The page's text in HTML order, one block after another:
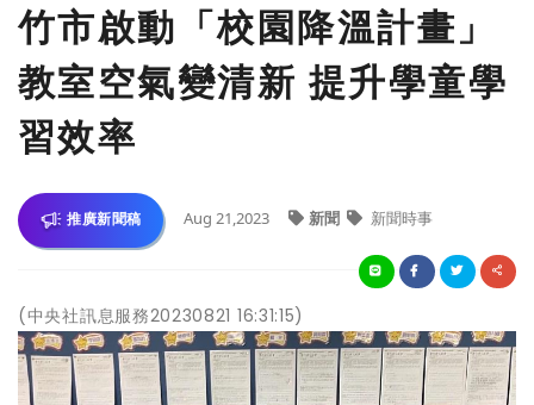
竹市啟動「校園降溫計畫」
教室空氣變清新 提升學童學
習效率
推廣新聞稿 Aug 21,2023 新聞 新聞時事
(中央社訊息服務20230821 16:31:15)